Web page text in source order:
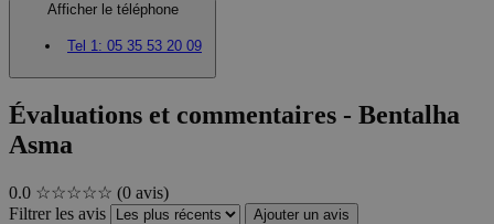
Afficher le téléphone
Tel 1: 05 35 53 20 09
Évaluations et commentaires - Bentalha
Asma
0.0 ☆☆☆☆☆ (0 avis)
Filtrer les avis
Ajouter un avis